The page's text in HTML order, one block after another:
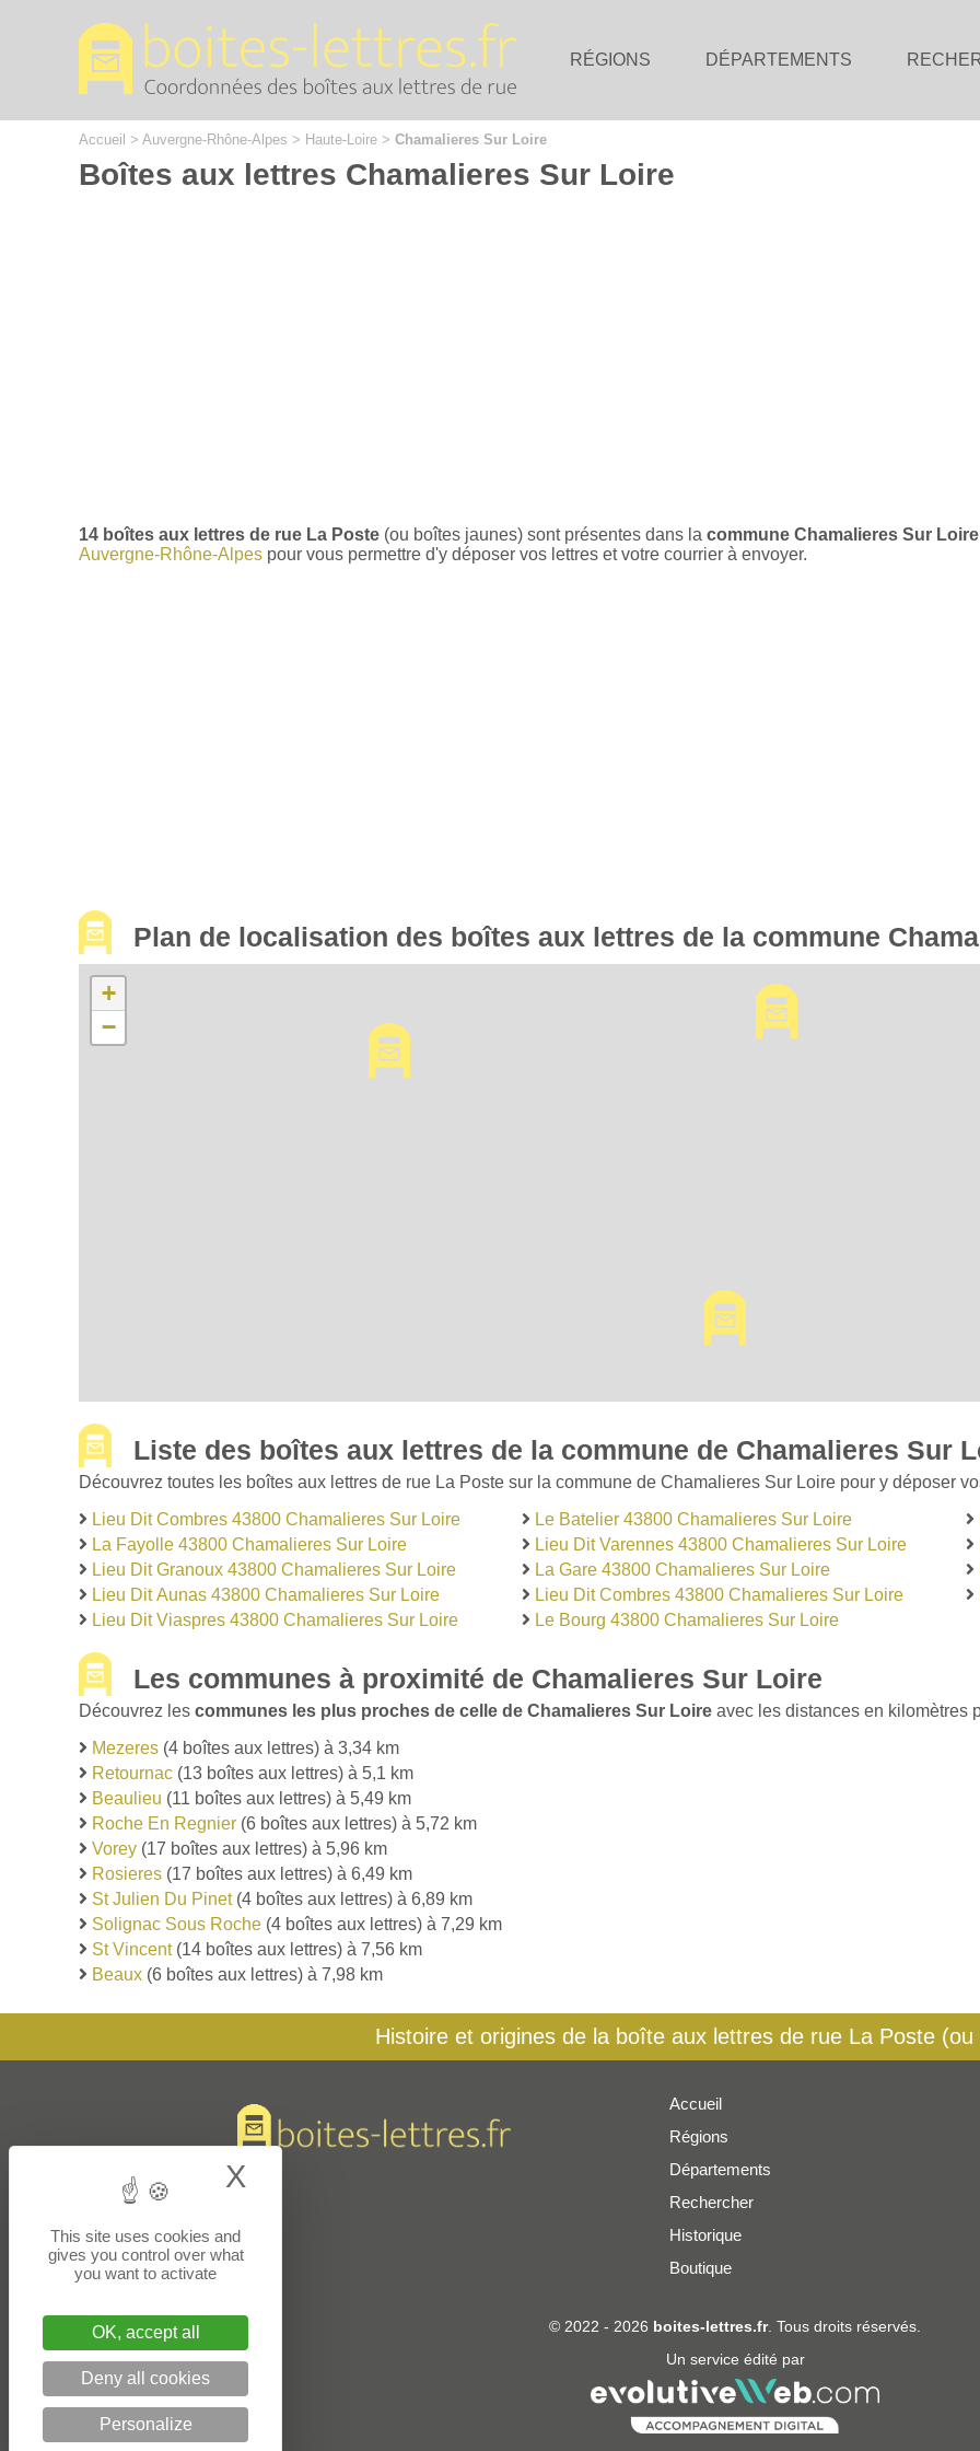
RÉGIONS DÉPARTEMENTS
Accueil > Auvergne-Rhône-Alpes > Haute-Loire > Chamalieres Sur Loire
Boîtes aux lettres Chamalieres Sur Loire
14 boîtes aux lettres de rue La Poste (ou boîtes jaunes) sont présentes dans la commune Chamalieres Sur Loire
Auvergne-Rhône-Alpes pour vous permettre d'y déposer vos lettres et votre courrier à envoyer.
Plan de localisation des boîtes aux lettres de la commune
+
−
Liste des boîtes aux lettres de la commune de Chamalieres Sur
Découvrez toutes les boîtes aux lettres de rue La Poste sur la commune de Chamalieres Sur Loire pour y déposer
Lieu Dit Combres 43800 Chamalieres Sur Loire
La Fayolle 43800 Chamalieres Sur Loire
Lieu Dit Granoux 43800 Chamalieres Sur Loire
Lieu Dit Aunas 43800 Chamalieres Sur Loire
Lieu Dit Viaspres 43800 Chamalieres Sur Loire
Le Batelier 43800 Chamalieres Sur Loire
Lieu Dit Varennes 43800 Chamalieres Sur Loire
La Gare 43800 Chamalieres Sur Loire
Lieu Dit Combres 43800 Chamalieres Sur Loire
Le Bourg 43800 Chamalieres Sur Loire
Les communes à proximité de Chamalieres Sur Loire
Découvrez les communes les plus proches de celle de Chamalieres Sur Loire avec les distances en kilomètres
Mezeres (4 boîtes aux lettres) à 3,34 km
Retournac (13 boîtes aux lettres) à 5,1 km
Beaulieu (11 boîtes aux lettres) à 5,49 km
Roche En Regnier (6 boîtes aux lettres) à 5,72 km
Vorey (17 boîtes aux lettres) à 5,96 km
Rosieres (17 boîtes aux lettres) à 6,49 km
St Julien Du Pinet(4 boîtes aux lettres) à 6,89 km
Solignac Sous Roche (4 boîtes aux lettres) à 7,29 km
St Vincent(14 boîtes aux lettres) à 7,56 km
Beaux (6 boîtes aux lettres) à 7,98 km
Histoire et origines de la boîte aux lettres de rue La Poste
Accueil
Régions
Départements
Rechercher
Historique
Boutique
© 2022 - 2026 boites-lettres.fr. Tous droits réservés.
Un service édité par
This site uses cookies and
gives you control over what
you want to activate
OK, accept all
Deny all cookies
Personalize
X